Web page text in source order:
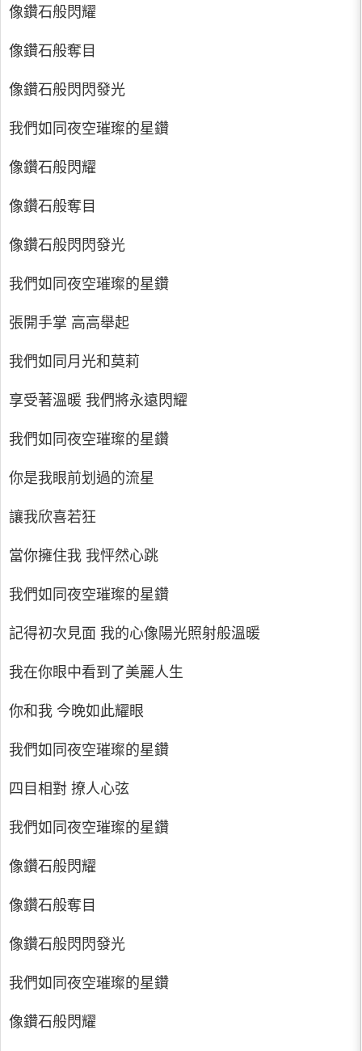
像鑽石般閃耀
像鑽石般奪目
像鑽石般閃閃發光
我們如同夜空璀璨的星鑽
像鑽石般閃耀
像鑽石般奪目
像鑽石般閃閃發光
我們如同夜空璀璨的星鑽
張開手掌 高高舉起
我們如同月光和莫莉
享受著溫暖 我們將永遠閃耀
我們如同夜空璀璨的星鑽
你是我眼前划過的流星
讓我欣喜若狂
當你擁住我 我怦然心跳
我們如同夜空璀璨的星鑽
記得初次見面 我的心像陽光照射般溫暖
我在你眼中看到了美麗人生
你和我 今晚如此耀眼
我們如同夜空璀璨的星鑽
四目相對 撩人心弦
我們如同夜空璀璨的星鑽
像鑽石般閃耀
像鑽石般奪目
像鑽石般閃閃發光
我們如同夜空璀璨的星鑽
像鑽石般閃耀